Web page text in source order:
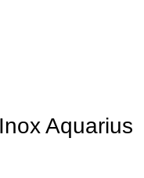
Aquarius